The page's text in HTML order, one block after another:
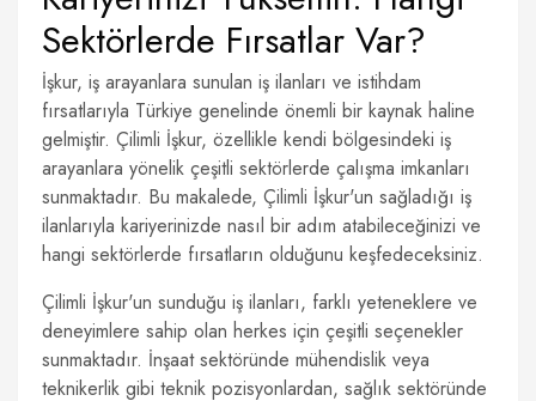
Sektörlerde Fırsatlar Var?
İşkur, iş arayanlara sunulan iş ilanları ve istihdam
fırsatlarıyla Türkiye genelinde önemli bir kaynak haline
gelmiştir. Çilimli İşkur, özellikle kendi bölgesindeki iş
arayanlara yönelik çeşitli sektörlerde çalışma imkanları
sunmaktadır. Bu makalede, Çilimli İşkur'un sağladığı iş
ilanlarıyla kariyerinizde nasıl bir adım atabileceğinizi ve
hangi sektörlerde fırsatların olduğunu keşfedeceksiniz.
Çilimli İşkur'un sunduğu iş ilanları, farklı yeteneklere ve
deneyimlere sahip olan herkes için çeşitli seçenekler
sunmaktadır. İnşaat sektöründe mühendislik veya
teknikerlik gibi teknik pozisyonlardan, sağlık sektöründe